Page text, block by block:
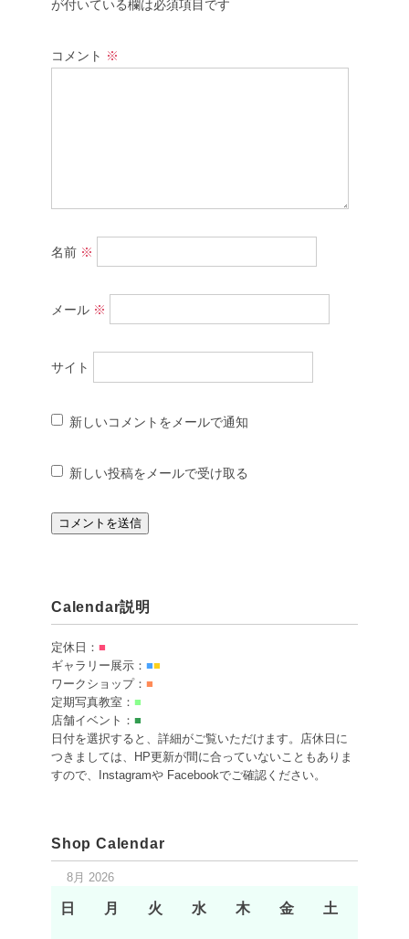
が付いている欄は必須項目です
コメント ※
名前 ※
メール ※
サイト
新しいコメントをメールで通知
新しい投稿をメールで受け取る
Calendar説明
定休日： ■
ギャラリー展示： ■■
ワークショップ： ■
定期写真教室： ■
店舗イベント： ■
日付を選択すると、詳細がご覧いただけます。店休日に
つきましては、HP更新が間に合っていないこともありま
すので、Instagramや Facebookでご確認ください。
Shop Calendar
8月 2026
日 月 火 水 木 金 土